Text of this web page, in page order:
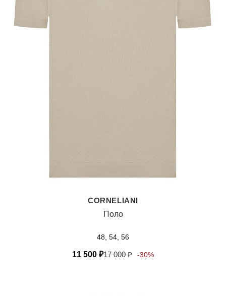
CORNELIANI
Поло
48, 54, 56
11 500 ₽17 000₽ -30%